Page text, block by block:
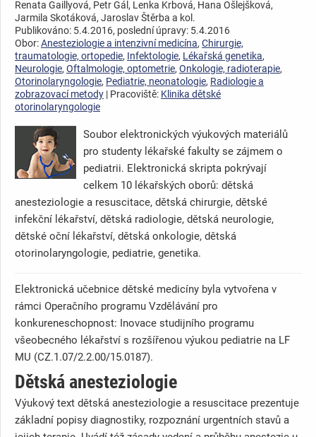
Renata Gaillyová, Petr Gál, Lenka Krbová, Hana Ošlejšková,
Jarmila Skotáková, Jaroslav Štěrba a kol.
Publikováno: 5.4.2016, poslední úpravy: 5.4.2016
Obor:Anesteziologie a intenzivní medicína, Chirurgie,
traumatologie, ortopedie, Infektologie, Lékařská genetika,
Neurologie, Oftalmologie, optometrie, Onkologie, radioterapie,
Otorinolaryngologie, Pediatrie, neonatologie, Radiologie a
zobrazovací metody | Pracoviště: Klinika dětské
otorinolaryngologie
Soubor elektronických výukových materiálů
pro studenty lékařské fakulty se zájmem o
pediatrii. Elektronická skripta pokrývají
celkem 10 lékařských oborů: dětská
anesteziologie a resuscitace, dětská chirurgie, dětské
infekční lékařství, dětská radiologie, dětská neurologie,
dětské oční lékařství, dětská onkologie, dětská
otorinolaryngologie, pediatrie, genetika.
Elektronická učebnice dětské medicíny byla vytvořena v
rámci Operačního programu Vzdělávání pro
konkureneschopnost: Inovace studijního programu
všeobecného lékařství s rozšířenou výukou pediatrie na LF
MU (CZ.1.07/2.2.00/15.0187).
Dětská anesteziologie
Výukový text dětská anesteziologie a resuscitace prezentuje
základní popisy diagnostiky, rozpoznání urgentních stavů a